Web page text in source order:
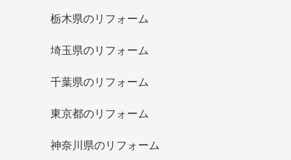
栃木県のリフォーム
埼玉県のリフォーム
千葉県のリフォーム
東京都のリフォーム
神奈川県のリフォーム